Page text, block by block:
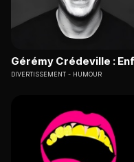
Gérémy Crédeville :
DIVERTISSEMENT HUMOUR